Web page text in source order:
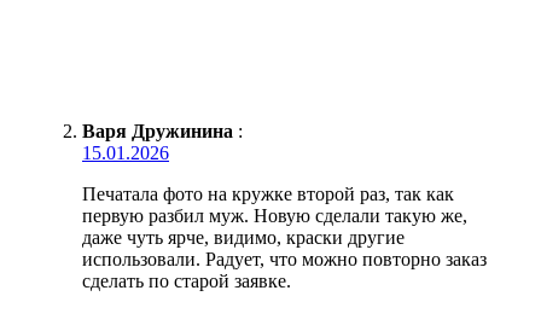
Варя Дружинина :
15.01.2026
Печатала фото на кружке второй раз, так как
первую разбил муж. Новую сделали такую же,
даже чуть ярче, видимо, краски другие
использовали. Радует, что можно повторно заказ
сделать по старой заявке.